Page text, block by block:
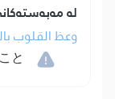
لە
وعظ القلوب
と